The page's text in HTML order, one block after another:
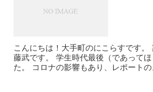
こんにちは！大手町のにこらすです。 期末試験大体終わりました、
藤武です。 学生時代最後（であってほしい）の試験が終わりまし
た。 コロナの影響もあり、レポートのような形での実施ではあった